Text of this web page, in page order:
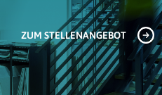
ZUM STELLENANGEBOT